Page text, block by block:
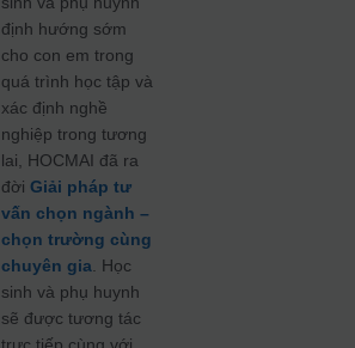
định hướng sớm
cho con em trong
quá trình học tập và
xác định nghề
nghiệp trong tương
lai, HOCMAI đã ra
đờiGiải pháp tư
vấn chọn ngành –
chọn trường cùng
chuyên gia. Học
sinh và phụ huynh
sẽ được tương tác